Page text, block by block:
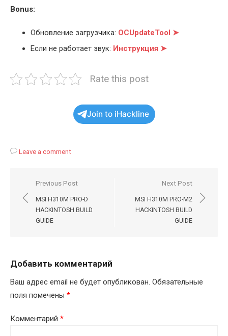
Bonus:
Обновление загрузчика: OCUpdateTool ➤
Если не работает звук: Инструкция ➤
Rate this post
Join to iHackline
Leave a comment
Навигация
по
записям
Previous Post
MSI H310M PRO-D
HACKINTOSH BUILD
GUIDE
Next Post
MSI H310M PRO-M2
HACKINTOSH BUILD
GUIDE
Добавить комментарий
Ваш адрес email не будет опубликован. Обязательные
поля помечены *
Комментарий *